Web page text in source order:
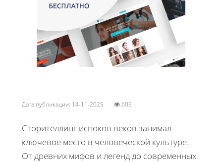
Дата публикации: 14-11-2025 605
Сторителлинг испокон веков занимал
ключевое место в человеческой культуре.
От древних мифов и легенд до современных